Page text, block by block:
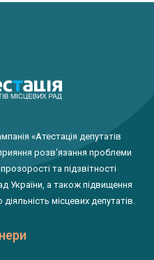
«Атестація депутатів
розв'язання проблеми
та підзвітності
України, а також підвищення
місцевих депутатів.